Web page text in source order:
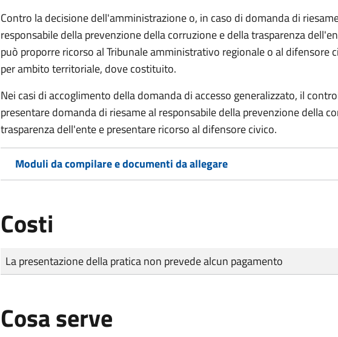
Contro la decisione dell'amministrazione o, in caso di domanda di
responsabile della prevenzione della corruzione e della trasparenza
può proporre ricorso al Tribunale amministrativo regionale o al difensore
per ambito territoriale, dove costituito.
Nei casi di accoglimento della domanda di accesso generalizzato, il
presentare domanda di riesame al responsabile della prevenzione della
trasparenza dell'ente e presentare ricorso al difensore civico.
Moduli da compilare e documenti da allegare
Costi
Tipo di pagamento
Importo
La presentazione della pratica non prevede alcun pagamento
Cosa serve